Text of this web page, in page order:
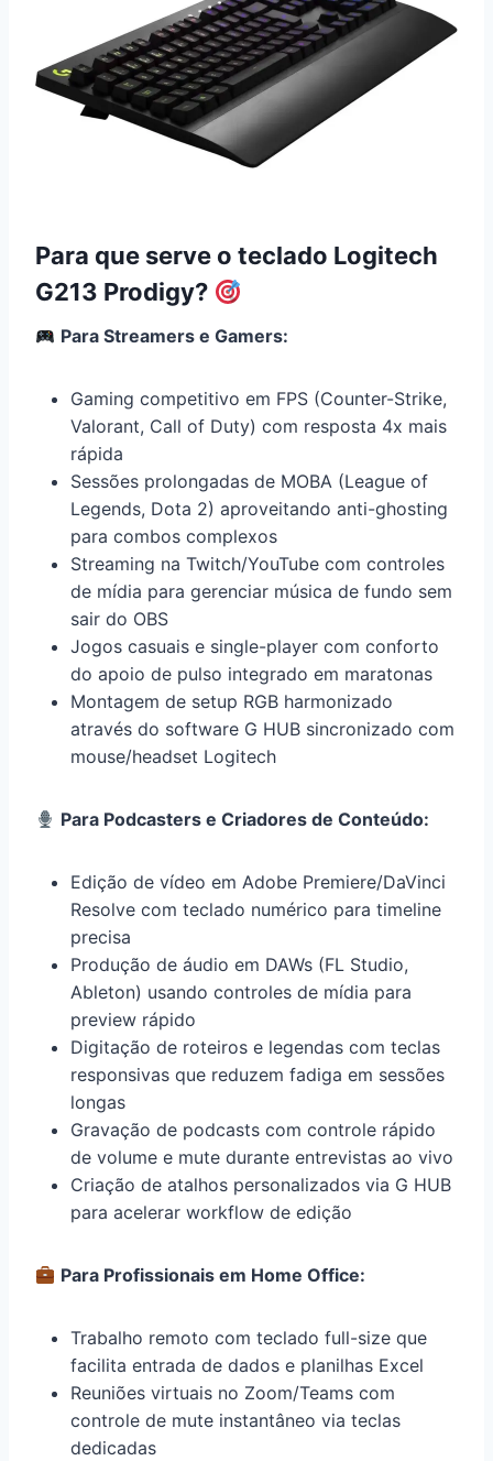
Para que serve o teclado Logitech
G213 Prodigy?
Para Streamers e Gamers:
Gaming competitivo em FPS (Counter-Strike,
Valorant, Call of Duty) com resposta 4x mais
rápida
Sessões prolongadas de MOBA (League of
Legends, Dota 2) aproveitando anti-ghosting
para combos complexos
Streaming na Twitch/YouTube com controles
de mídia para gerenciar música de fundo sem
sair do OBS
Jogos casuais e single-player com conforto
do apoio de pulso integrado em maratonas
Montagem de setup RGB harmonizado
através do software G HUB sincronizado com
mouse/headset Logitech
Para Podcasters e Criadores de Conteúdo:
Edição de vídeo em Adobe Premiere/DaVinci
Resolve com teclado numérico para timeline
precisa
Produção de áudio em DAWs (FL Studio,
Ableton) usando controles de mídia para
preview rápido
Digitação de roteiros e legendas com teclas
responsivas que reduzem fadiga em sessões
longas
Gravação de podcasts com controle rápido
de volume e mute durante entrevistas ao vivo
Criação de atalhos personalizados via G HUB
para acelerar workflow de edição
Para Profissionais em Home Office:
Trabalho remoto com teclado full-size que
facilita entrada de dados e planilhas Excel
Reuniões virtuais no Zoom/Teams com
controle de mute instantâneo via teclas
dedicadas